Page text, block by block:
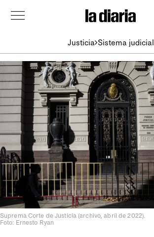
Justicia Sistema judicial
Suprema Corte de Justicia (archivo, abril de 2022).
Foto: Ernesto Ryan